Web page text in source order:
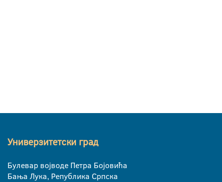
Универзитетски град
Булевар војводе Петра Бојовића
Бања Лука, Република Српска